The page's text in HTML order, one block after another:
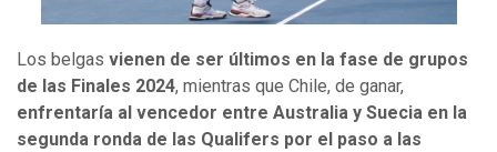
Los belgas vienen de ser últimos en la fase de grupos
de las Finales 2024, mientras que Chile, de ganar,
enfrentaría al vencedor entre Australia y Suecia en la
segunda ronda de las Qualifers por el paso a las